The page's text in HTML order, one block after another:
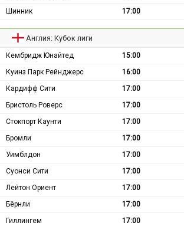
Шинник
17:00
Англия: Кубок лиги
Кембридж Юнайтед 15:00
Куинз Парк Рейнджерс
16:00
Кардифф Сити
17:00
Бристоль Роверс
17:00
Стокпорт Каунти
17:00
Бромли
17:00
Уимблдон
17:00
Суонси Сити
17:00
Лейтон Ориент
17:00
Бёрнли
17:00
Гиллингем
17:00